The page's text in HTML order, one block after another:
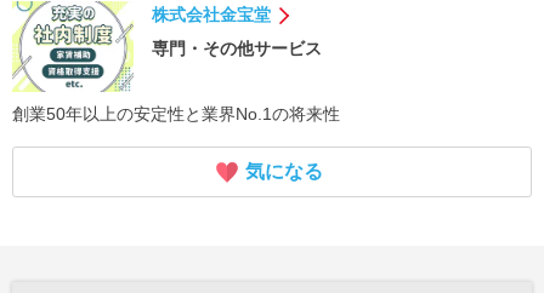
株式会社金宝堂
専門・その他サービス
創業50年以上の安定性と業界No.1の将来性
気になる